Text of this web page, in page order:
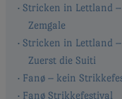
Stricken in Lettland
Zemgale
Stricken in Lettland
Zuerst die Suiti
Fanø – kein
Fanø Strikkefestival